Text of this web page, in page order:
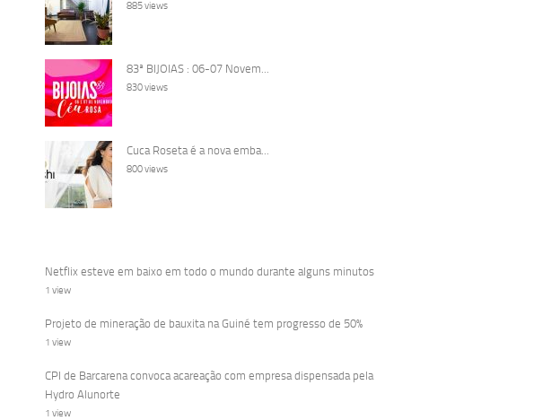
885 views
83ª BIJOIAS : 06-07 Novem...
830 views
Cuca Roseta é a nova emba...
800 views
Netflix esteve em baixo em todo o mundo durante alguns minutos
1 view
Projeto de mineração de bauxita na Guiné tem progresso de 50%
1 view
CPI de Barcarena convoca acareação com empresa dispensada pela
Hydro Alunorte
1 view